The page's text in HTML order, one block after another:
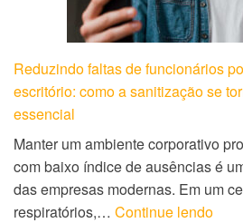
Reduzindo faltas de funcionários
escritório: como a sanitização se
essencial
Manter um ambiente corporativo
com baixo índice de ausências é
das empresas modernas. Em um
respiratórios,… Continue lendo